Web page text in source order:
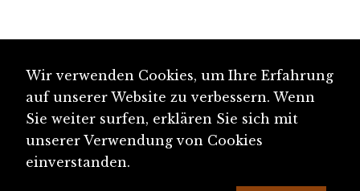
Wir verwenden Cookies, um Ihre Erfahrung
auf unserer Website zu verbessern. Wenn
Sie weiter surfen, erklären Sie sich mit
unserer Verwendung von Cookies
einverstanden.